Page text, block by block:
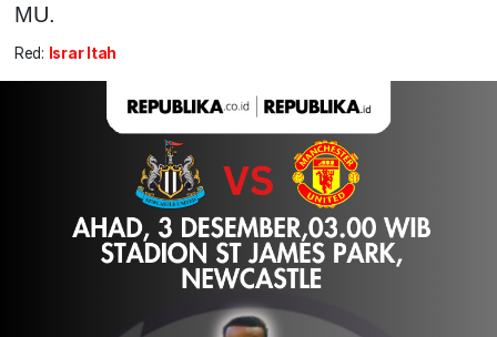
MU.
Red: Israr Itah